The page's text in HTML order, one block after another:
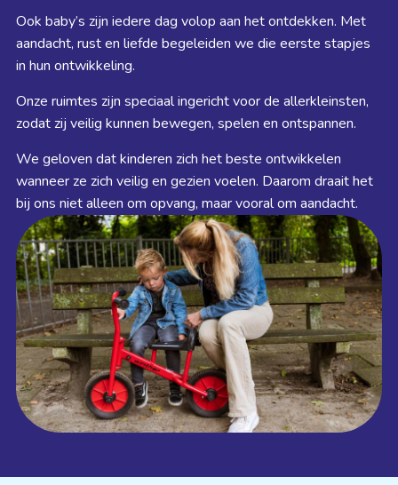
Ook baby’s zijn iedere dag volop aan het ontdekken. Met
aandacht, rust en liefde begeleiden we die eerste stapjes
in hun ontwikkeling.
Onze ruimtes zijn speciaal ingericht voor de allerkleinsten,
zodat zij veilig kunnen bewegen, spelen en ontspannen.
We geloven dat kinderen zich het beste ontwikkelen
wanneer ze zich veilig en gezien voelen. Daarom draait het
bij ons niet alleen om opvang, maar vooral om aandacht.